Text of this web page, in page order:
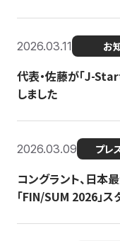
2026.03.11 お
代表・佐藤が「J-
しました
2026.03.09 プレ
コングラント、日本
「FIN/SUM 2026」